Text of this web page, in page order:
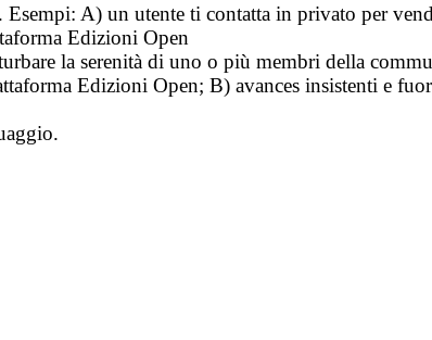
A) un utente ti contatta in privato per
Edizioni Open
la serenità di uno o più membri della
Edizioni Open; B) avances insistenti e